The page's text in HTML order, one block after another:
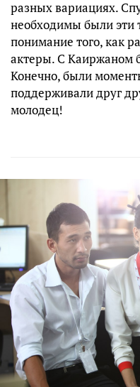
разных вариациях.
необходимы были эти
понимание того, как
актеры. С Каиржаном
Конечно, были
поддерживали друг
молодец!